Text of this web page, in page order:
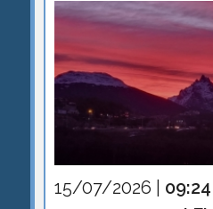
15/07/2026 |